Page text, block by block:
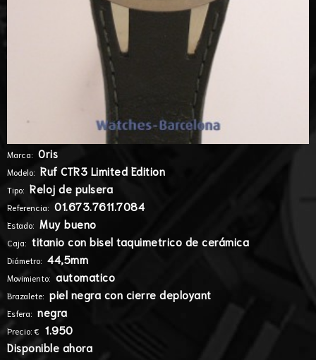
Marca: Oris
Modelo: Ruf CTR3 Limited Edition
Tipo: Reloj de pulsera
Referencia: 01.673.7611.7084
Estado: Muy bueno
Caja: titanio con bisel taquimetrico de cerámica
Diámetro: 44,5mm
Movimiento: automatico
Brazalete: piel negra con cierre deployant
Esfera: negra
Precio: € 1.950
Disponible ahora